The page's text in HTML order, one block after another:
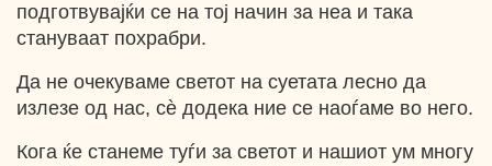
подготвувајќи се на тој начин за неа и така
стануваат похрабри.
Да не очекуваме светот на суетата лесно да
излезе од нас, сѐ додека ние се наоѓаме во него.
Кога ќе станеме туѓи за светот и нашиот ум многу